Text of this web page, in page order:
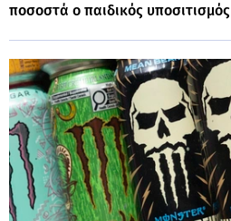
ποσοστά ο παιδικός υποσιτισμός